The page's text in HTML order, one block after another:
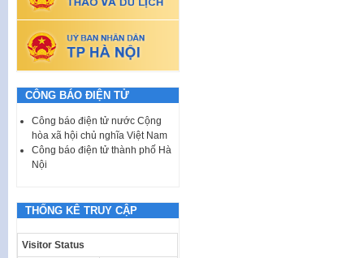
CÔNG BÁO ĐIỆN TỬ
Công báo điện tử nước Cộng
hòa xã hội chủ nghĩa Việt Nam
Công báo điện tử thành phố Hà
Nội
THỐNG KÊ TRUY CẬP
Visitor Status